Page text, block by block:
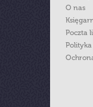
O nas
Poczta
Polityka